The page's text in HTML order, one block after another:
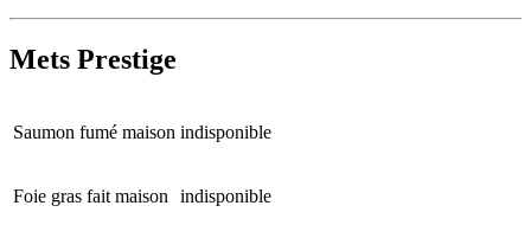
Mets Prestige
Saumon fumé maison indisponible
Foie gras fait maison indisponible